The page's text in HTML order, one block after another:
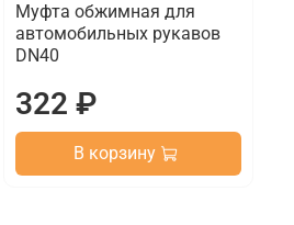
Муфта обжимная для
автомобильных рукавов
DN40
322 ₽
В корзину